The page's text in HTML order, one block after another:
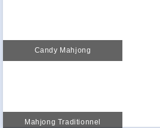
Candy Mahjong
Mahjong Traditionnel